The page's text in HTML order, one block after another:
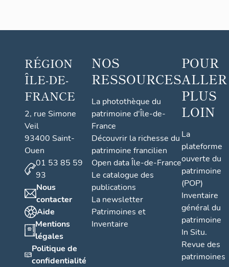
RÉGION
ÎLE-DE-
FRANCE
2, rue Simone
Veil
93400 Saint-
Ouen
01 53 85 59
93
Nous
contacter
Aide
Mentions
légales
Politique de
confidentialité
NOS
RESSOURCES
La photothèque du
patrimoine d'Île-de-
France
Découvrir la richesse du
patrimoine francilien
Open data Île-de-France
Le catalogue des
publications
La newsletter
Patrimoines et
Inventaire
POUR
ALLER
PLUS
LOIN
La
plateforme
ouverte du
patrimoine
(POP)
Inventaire
général du
patrimoine
In Situ.
Revue des
patrimoines